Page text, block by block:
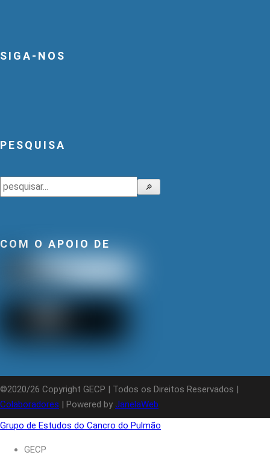
SIGA-NOS
PESQUISA
Pesquisar 🔎
COM O APOIO DE
©2020/26 Copyright GECP | Todos os Direitos Reservados |
Colaboradores | Powered by JanelaWeb
Grupo de Estudos do Cancro do Pulmão
GECP